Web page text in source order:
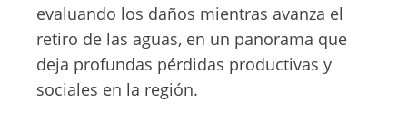
evaluando los daños mientras avanza el
retiro de las aguas, en un panorama que
deja profundas pérdidas productivas y
sociales en la región.